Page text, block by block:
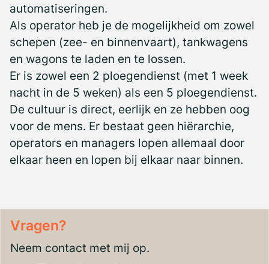
automatiseringen.
Als operator heb je de mogelijkheid om zowel
schepen (zee- en binnenvaart), tankwagens
en wagons te laden en te lossen.
Er is zowel een 2 ploegendienst (met 1 week
nacht in de 5 weken) als een 5 ploegendienst.
De cultuur is direct, eerlijk en ze hebben oog
voor de mens. Er bestaat geen hiërarchie,
operators en managers lopen allemaal door
elkaar heen en lopen bij elkaar naar binnen.
Vragen?
Neem contact met mij op.